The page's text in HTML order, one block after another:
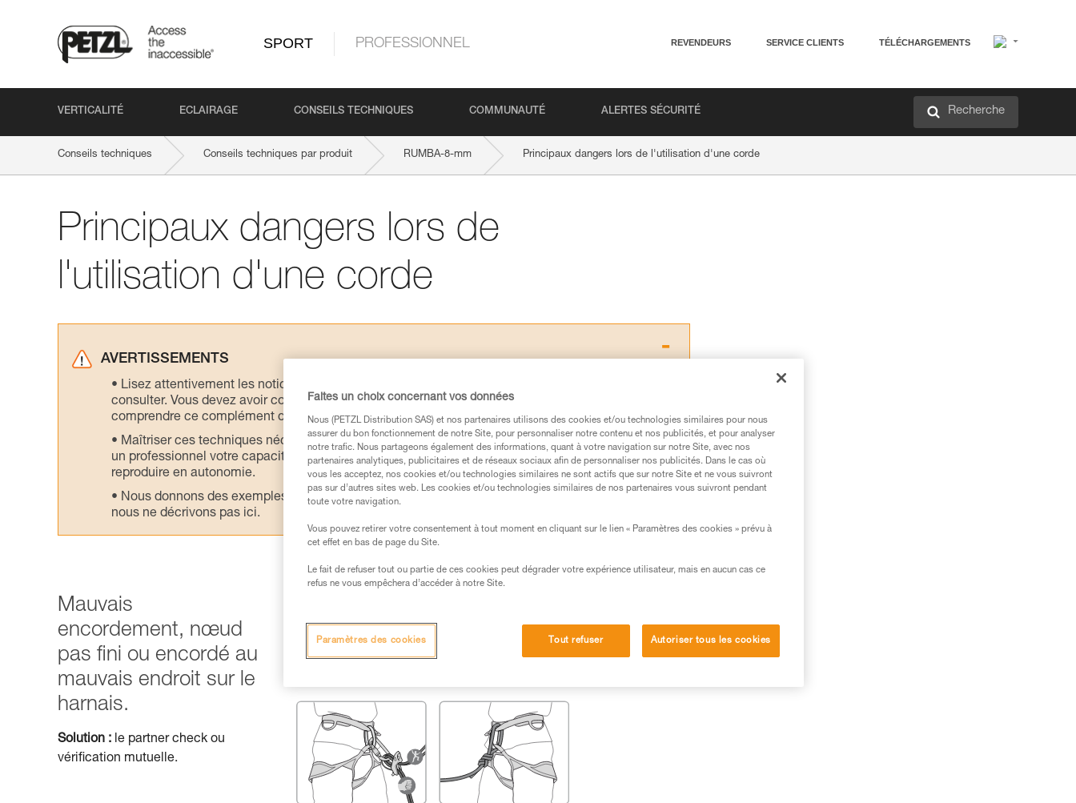
SPORT PROFESSIONNEL REVENDEURS SERVICE CLIENTS TÉLÉCHARGEMENTS
VERTICALITÉ ECLAIRAGE CONSEILS TECHNIQUES COMMUNAUTÉ ALERTES SÉCURITÉ Recherche
Conseils techniques Conseils techniques par produit RUMBA-8-mm Principaux dangers lors de l'utilisation d'une corde
Principaux dangers lors de
l'utilisation d'une corde
AVERTISSEMENTS
Lisez attentivement les notices techniques des produits utilisés dans ce conseil avant de le
consulter. Vous devez avoir compris les informations de la notice technique pour pouvoir
comprendre ce complément d’informations.
Maîtriser ces techniques nécessite une formation et un entraînement spécifique. Validez avec
un professionnel votre capacité à refaire la manipulation, seul, en toute sécurité, avant de la
reproduire en autonomie.
Nous donnons des exemples de techniques liées à votre activité. Il peut en exister d’autres que
nous ne décrivons pas ici.
Mauvais
encordement, nœud
pas fini ou encordé au
mauvais endroit sur le
harnais.
Solution : le partner check ou
vérification mutuelle.
Faites un choix concernant vos données
Nous (PETZL Distribution SAS) et nos partenaires utilisons des cookies et/ou technologies similaires pour nous
assurer du bon fonctionnement de notre Site, pour personnaliser notre contenu et nos publicités, et pour analyser
notre trafic. Nous partageons également des informations, quant à votre navigation sur notre Site, avec nos
partenaires analytiques, publicitaires et de réseaux sociaux afin de personnaliser nos publicités. Dans le cas où
vous les acceptez, nos cookies et/ou technologies similaires ne sont actifs que sur notre Site et ne vous suivront
pas sur d’autres sites web. Les cookies et/ou technologies similaires de nos partenaires vous suivront pendant
toute votre navigation.
Vous pouvez retirer votre consentement à tout moment en cliquant sur le lien « Paramètres des cookies » prévu à
cet effet en bas de page du Site.
Le fait de refuser tout ou partie de ces cookies peut dégrader votre expérience utilisateur, mais en aucun cas ce
refus ne vous empêchera d’accéder à notre Site.
Tout refuser Autoriser tous les cookies
Paramètres des cookies